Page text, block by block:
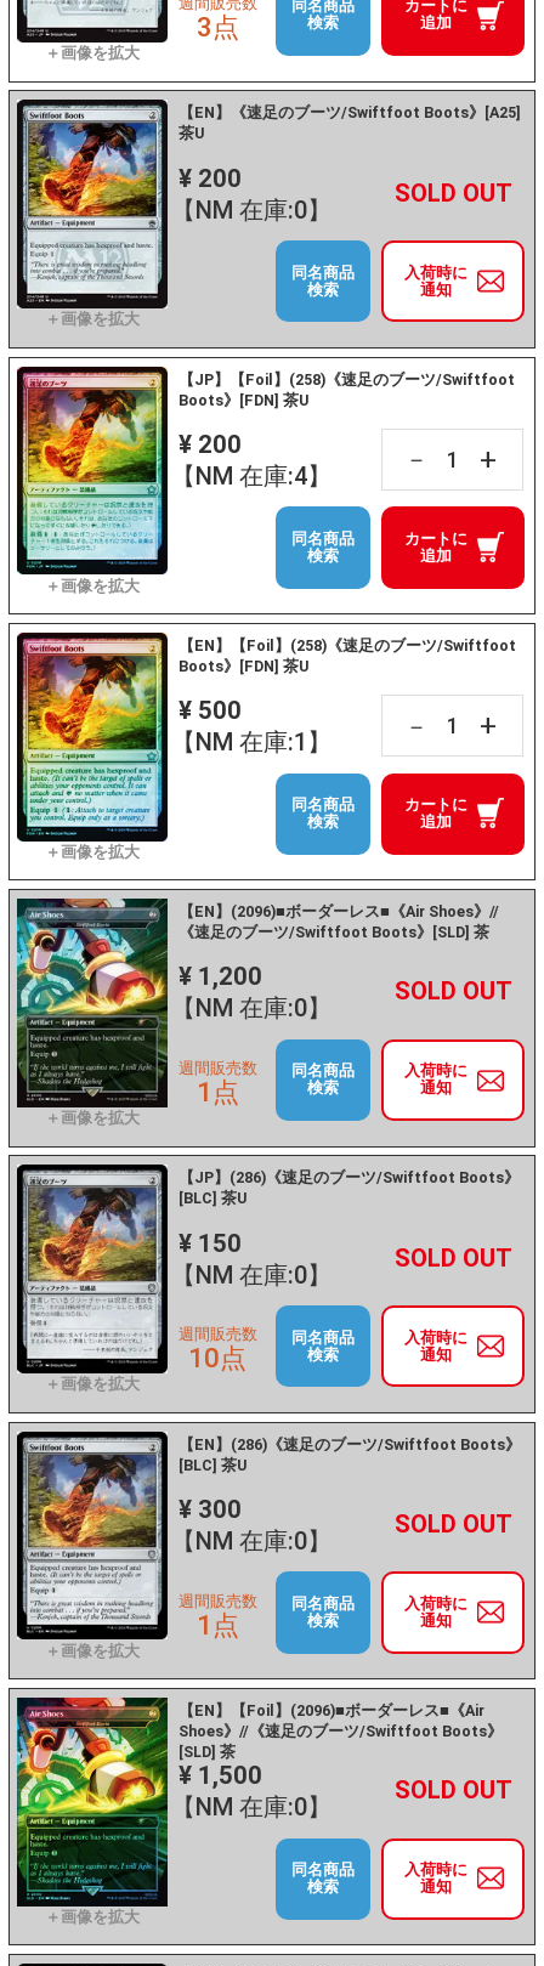
カートに
追加
3点
同名商品
検索
【EN】《速足のブーツ/Swiftfoot Boots》[A25]
茶U
¥ 200
【NM 在庫:0】
－ +
入荷時に
通知
同名商品
検索
【JP】【Foil】(258)《速足のブーツ/Swiftfoot
Boots》[FDN] 茶U
¥ 200
【NM 在庫:4】
－ +
カートに
追加
同名商品
検索
【EN】【Foil】(258)《速足のブーツ/Swiftfoot
Boots》[FDN] 茶U
¥ 500
【NM 在庫:1】
－ +
カートに
追加
同名商品
検索
【EN】(2096)■ボーダーレス■《Air Shoes》//
《速足のブーツ/Swiftfoot Boots》[SLD] 茶
¥ 1,200
【NM 在庫:0】
－ +
入荷時に
通知
週間販売数
1点
同名商品
検索
【JP】(286)《速足のブーツ/Swiftfoot Boots》
[BLC] 茶U
¥ 150
【NM 在庫:0】
－ +
入荷時に
通知
週間販売数
10点
同名商品
検索
【EN】(286)《速足のブーツ/Swiftfoot Boots》
[BLC] 茶U
¥ 300
【NM 在庫:0】
－ +
入荷時に
通知
週間販売数
1点
同名商品
検索
【EN】【Foil】(2096)■ボーダーレス■《Air
Shoes》//《速足のブーツ/Swiftfoot Boots》
[SLD] 茶
¥ 1,500
【NM 在庫:0】
－ +
入荷時に
通知
同名商品
検索